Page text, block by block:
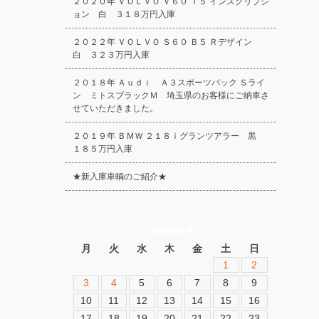
ョン 白 ３１８万円入庫
２０２２年 ＶＯＬＶＯ Ｓ６０ Ｂ５ Ｒデザイン
白 ３２３万円入庫
２０１８年 Ａｕｄｉ Ａ３スポーツバック Ｓライ
ン ミトスブラックＭ 埼玉県のお客様にご納車さ
せていただきました。
２０１９年 ＢＭＷ ２１８ｉグランツアラー 黒
１８５万円入庫
★新入庫車輌のご紹介★
月
火 水 木 金 土
日
1
2
3
4 5 6 7 8
9
10
11 12 13 14 15
16